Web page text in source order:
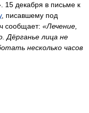
15 декабря в письме к
, писавшему под
сообщает: «Лечение,
Дёрганье лица не
несколько часов